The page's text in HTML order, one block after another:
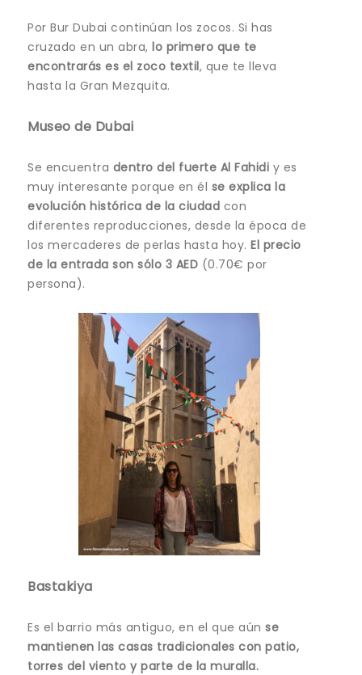
Por Bur Dubai continúan los zocos. Si has
cruzado en un abra, lo primero que te
encontrarás es el zoco textil, que te lleva
hasta la Gran Mezquita.
Museo de Dubai
Se encuentra dentro del fuerte Al Fahidi y es
muy interesante porque en él se explica la
evolución histórica de la ciudad con
diferentes reproducciones, desde la época de
los mercaderes de perlas hasta hoy. El precio
de la entrada son sólo 3 AED (0.70€ por
persona).
Bastakiya
Es el barrio más antiguo, en el que aún se
mantienen las casas tradicionales con patio,
torres del viento y parte de la muralla.